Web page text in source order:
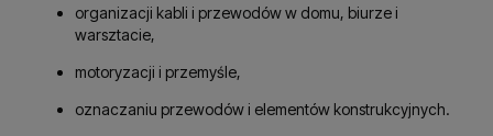
organizacji kabli i przewodów w domu, biurze i
warsztacie,
motoryzacji i przemyśle,
oznaczaniu przewodów i elementów konstrukcyjnych.